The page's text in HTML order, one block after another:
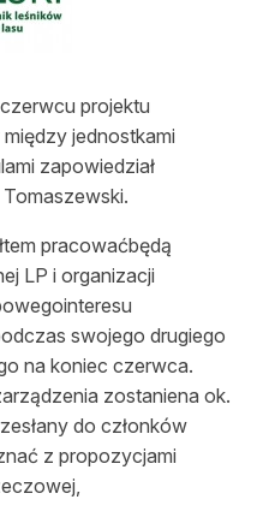
projektu
jednostkami
zapowiedział
pracowaćbędą
LP i organizacji
swojego drugiego
na koniec czerwca.
zostaniena ok.
do członków
z propozycjami